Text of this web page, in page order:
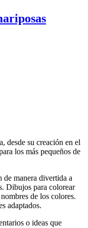
desde su creación en el
los más pequeños de
de manera divertida a
Dibujos para colorear
de los colores.
adaptados.
o ideas que